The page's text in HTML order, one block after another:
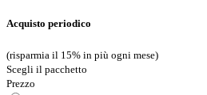
Acquisto periodico
(risparmia il 15% in più ogni mese)
Scegli il pacchetto
Prezzo